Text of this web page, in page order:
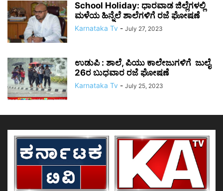
School Holiday: ಧಾರವಾಡ ಜಿಲ್ಲೆಗಳಲ್ಲಿ
ಮಳೆಯ ಹಿನ್ನೆಲೆ ಶಾಲೆಗಳಿಗೆ ರಜೆ ಘೋಷಣೆ
Karnataka Tv - July 27, 2023
ಉಡುಪಿ : ಶಾಲೆ, ಪಿಯು ಕಾಲೇಜುಗಳಿಗೆ ಜುಲೈ
26ರ ಬುಧವಾರ ರಜೆ ಘೋಷಣೆ
Karnataka Tv - July 25, 2023